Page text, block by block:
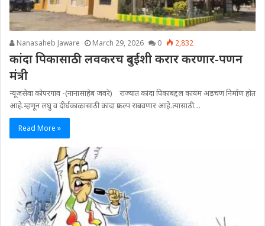
Nanasaheb Jaware March 29, 2026 0 2,832
कांदा पिकासाठी लवकरच दुबईशी करार करणार-पणन
मंत्री
न्यूजसेवा कोपरगाव -(नानासाहेब जवरे) राज्यात कांदा पिकाबद्दल कायम अडचण निर्माण होत
आहे.म्हणून लघु व दीर्घकाळासाठी कांदा प्रकल्प राबवणार आहे.त्यासाठी…
Read More »